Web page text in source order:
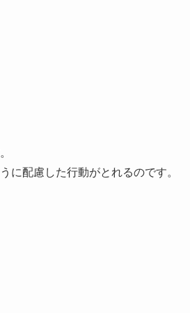
に配慮した行動がとれるのです。